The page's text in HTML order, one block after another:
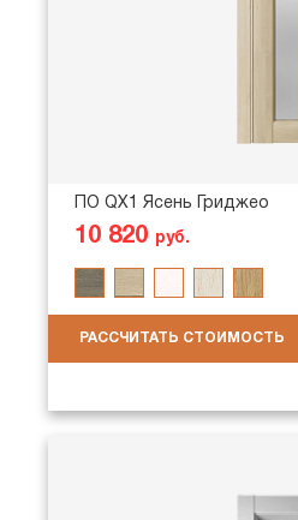
ПО QX1 Ясень Гриджео
10 820 руб.
РАССЧИТАТЬ СТОИМОСТЬ